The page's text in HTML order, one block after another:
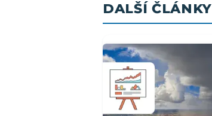
DALŠÍ ČLÁNKY